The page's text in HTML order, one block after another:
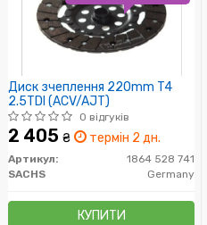
Диск зчеплення 220mm T4
2.5TDI (ACV/AJT)
0 відгуків
2 405 ₴ термін 2 дн.
Артикул:
1864 528 741
SACHS
Germany
КУПИТИ